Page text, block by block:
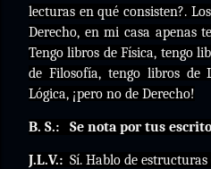
lecturas en qué consisten?.
Derecho, en mi casa apenas
Tengo libros de Física, tengo
de Filosofía, tengo libros de
Lógica, ¡pero no de Derecho!
B. S.: Se nota por tus
J.L.V.: Sí. Hablo de